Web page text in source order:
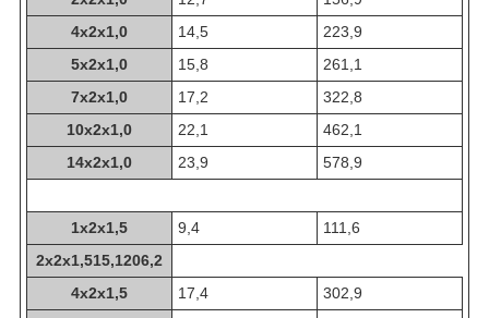
4х2х1,0
14,5
223,9
5х2х1,0
15,8
261,1
7х2х1,0
17,2
322,8
10х2х1,0
22,1
462,1
14х2х1,0
23,9 578,9
1х2х1,5 9,4
111,6
2х2х1,515,1206,2
4х2х1,5
17,4
302,9